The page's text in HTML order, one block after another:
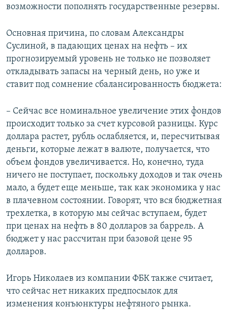
возможности пополнять государственные резервы.
Основная причина, по словам Александры
Суслиной, в падающих ценах на нефть – их
прогнозируемый уровень не только не позволяет
откладывать запасы на черный день, но уже и
ставит под сомнение сбалансированность бюджета:
– Сейчас все номинальное увеличение этих фондов
происходит только за счет курсовой разницы. Курс
доллара растет, рубль ослабляется, и, пересчитывая
деньги, которые лежат в валюте, получается, что
объем фондов увеличивается. Но, конечно, туда
ничего не поступает, поскольку доходов и так очень
мало, а будет еще меньше, так как экономика у нас
в плачевном состоянии. Говорят, что вся бюджетная
трехлетка, в которую мы сейчас вступаем, будет
при ценах на нефть в 80 долларов за баррель. А
бюджет у нас рассчитан при базовой цене 95
долларов.
Игорь Николаев из компании ФБК также считает,
что сейчас нет никаких предпосылок для
изменения конъюнктуры нефтяного рынка.